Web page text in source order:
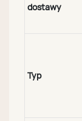
dostawy
Typ